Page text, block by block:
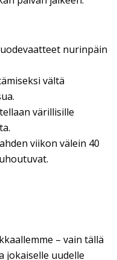
nurinpäin
vältä
värillisille
viikon välein 40
– vain tällä
jokaiselle uudelle